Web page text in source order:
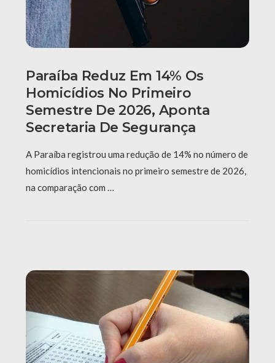
Paraíba Reduz Em 14% Os
Homicídios No Primeiro
Semestre De 2026, Aponta
Secretaria De Segurança
A Paraíba registrou uma redução de 14% no número de
homicídios intencionais no primeiro semestre de 2026,
na comparação com …